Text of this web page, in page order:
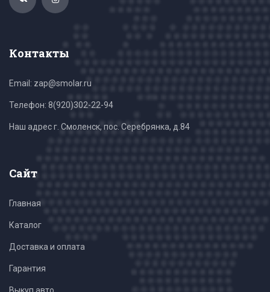
Контакты
Email: zap@smolar.ru
Телефон: 8(920)302-22-94
Наш адрес г. Смоленск, пос. Серебрянка, д.84
Сайт
Главная
Каталог
Доставка и оплата
Гарантия